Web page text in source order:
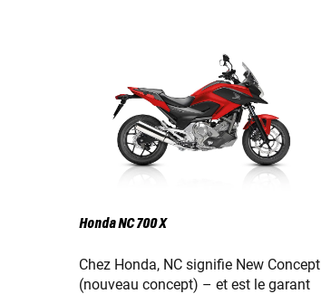
Honda NC 700 X
Chez Honda, NC signifie New Concept
(nouveau concept) – et est le garant